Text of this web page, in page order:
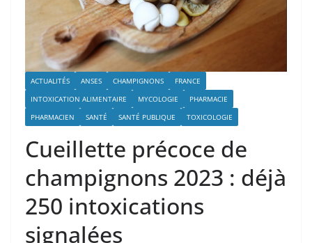
ACTUALITÉS ANSES CHAMPIGNONS
FRANCE
INTOXICATION ALIMENTAIRE
MYCOLOGIE
PHARMACIE
PHARMACIEN
SANTÉ SANTÉ PUBLIQUE TOXICOLOGIE
Cueillette précoce de
champignons 2023 : déjà
250 intoxications
signalées